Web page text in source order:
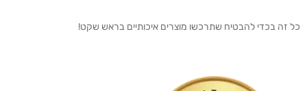
כל זה בכדי להבטיח שתרכשו מוצרים איכותיים בראש שקט!